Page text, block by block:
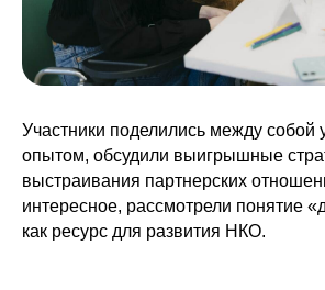
Участники поделились между собой
опытом, обсудили выигрышные
выстраивания партнерских
интересное, рассмотрели понятие
как ресурс для развития НКО.